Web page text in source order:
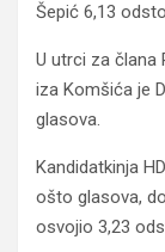
Šepić 6,13
U utrci za člana
iza Komšića je
glasova.
Kandidatkinja
ošto glasova,
osvojio 3,23